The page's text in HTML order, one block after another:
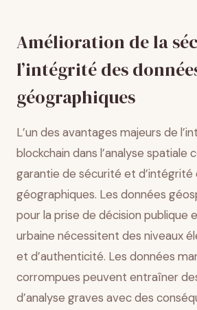
Amélioration de la
l’intégrité des
géographiques
L’un des avantages majeurs de
blockchain dans l’analyse spatiale
garantie de sécurité et d’intégrité
géographiques. Les données
pour la prise de décision publique
urbaine nécessitent des niveaux
et d’authenticité. Les données
corrompues peuvent entraîner
d’analyse graves avec des